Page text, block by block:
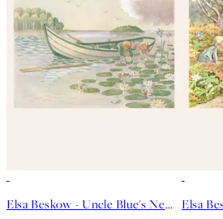
Elsa Beskow - Uncle Blue's New Boat Plakat